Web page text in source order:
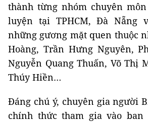
thành từng nhóm chuyên
luyện tại TPHCM, Đà Nẵng
những gương mặt quen thuộc
Hoàng, Trần Hưng Nguyên,
Nguyễn Quang Thuấn, Võ Thị
Thúy Hiền…
Đáng chú ý, chuyên gia người
chính thức tham gia vào